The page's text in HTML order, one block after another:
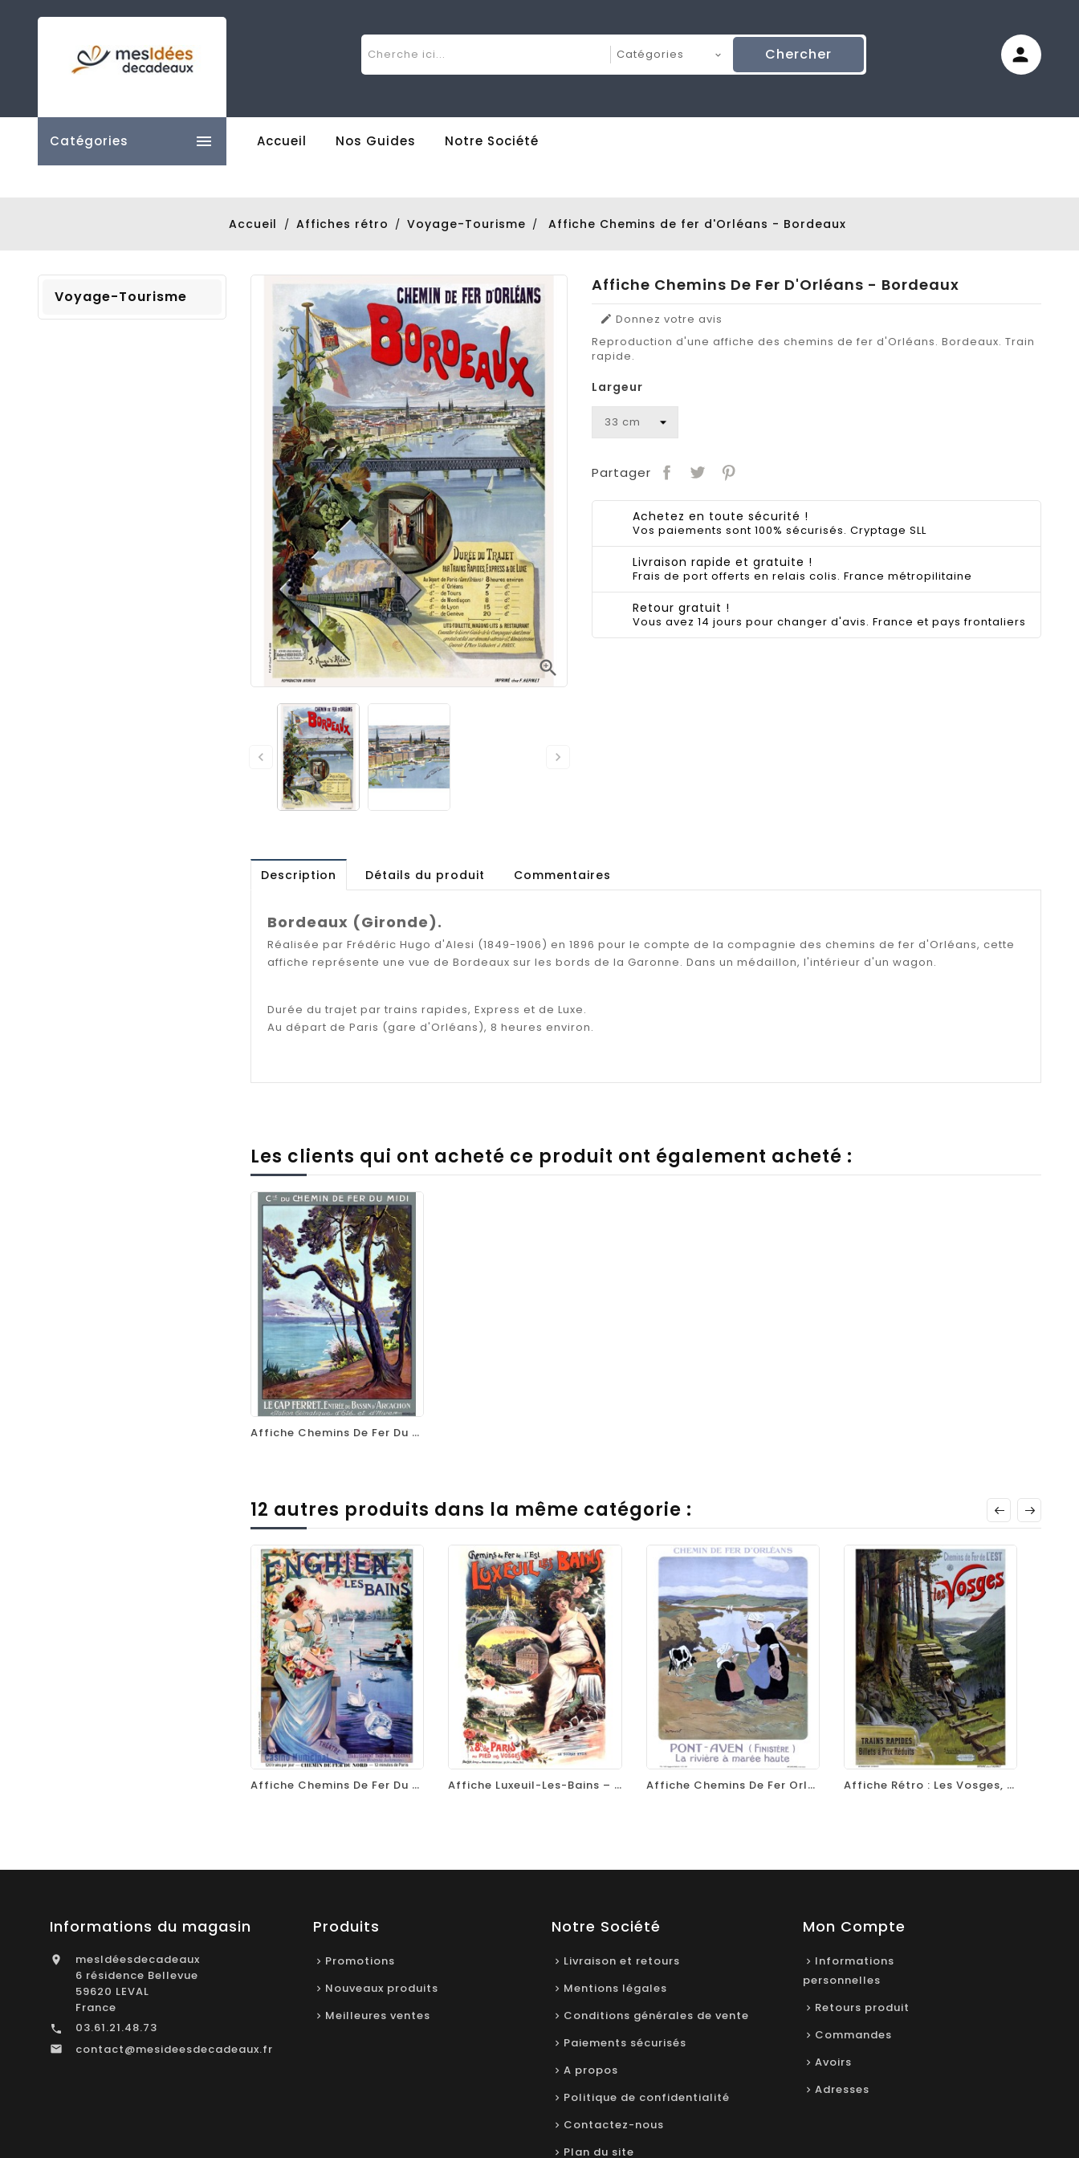
Chercher
Catégories  Accueil Nos Guides Notre Société
Accueil Affiches rétro Voyage-Tourisme Affiche Chemins de fer d'Orléans - Bordeaux
Voyage-Tourisme

 
Affiche Chemins De Fer D'Orléans - Bordeaux
 Donnez votre avis
Reproduction d'une affiche des chemins de fer d'Orléans. Bordeaux. Train
rapide.
Largeur
Partager
Achetez en toute sécurité !
Vos paiements sont 100% sécurisés. Cryptage SLL
Livraison rapide et gratuite !
Frais de port offerts en relais colis. France métropilitaine
Retour gratuit !
Vous avez 14 jours pour changer d'avis. France et pays frontaliers
Description Détails du produit Commentaires
Bordeaux (Gironde).
Réalisée par Frédéric Hugo d'Alesi (1849-1906) en 1896 pour le compte de la compagnie des chemins de fer d'Orléans, cette
affiche représente une vue de Bordeaux sur les bords de la Garonne. Dans un médaillon, l'intérieur d'un wagon.
Durée du trajet par trains rapides, Express et de Luxe.
Au départ de Paris (gare d'Orléans), 8 heures environ.
Les clients qui ont acheté ce produit ont également acheté :
favorite_border equalizer visibility
Affiche Chemins De Fer Du Midi - Le Cap-Ferret
12 autres produits dans la même catégorie :
favorite_border equalizer visibility
Affiche Chemins De Fer Du Nord - Enghien-Les-Bains
favorite_border equalizer visibility
Affiche Luxeuil-Les-Bains – Thermalisme Et Villégiature
favorite_border equalizer visibility
Affiche Chemins De Fer Orléans - Pont-Aven
favorite_border equalizer visibility
Affiche Rétro : Les Vosges, Nature Et Trains, Par Frédéric Hugo D'Alési
Informations du magasin

mesIdéesdecadeaux
6 résidence Bellevue
59620 LEVAL
France
 03.61.21.48.73
 contact@mesideesdecadeaux.fr
Produits
Promotions
Nouveaux produits
Meilleures ventes
Notre Société
Livraison et retours
Mentions légales
Conditions générales de vente
Paiements sécurisés
A propos
Politique de confidentialité
Contactez-nous
Plan du site
Mon Compte
Informations
personnelles
Retours produit
Commandes
Avoirs
Adresses